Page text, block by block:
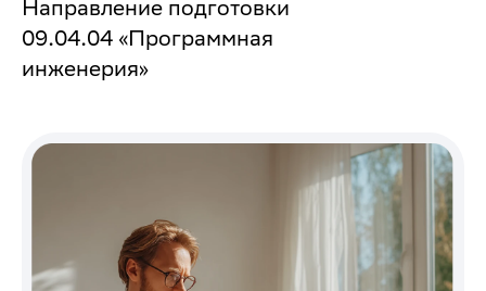
Направление подготовки
09.04.04 «Программная
инженерия»